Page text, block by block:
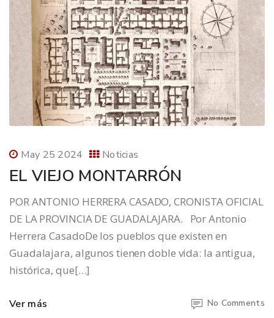
May 25 2024 Noticias
EL VIEJO MONTARRÓN
POR ANTONIO HERRERA CASADO, CRONISTA OFICIAL
DE LA PROVINCIA DE GUADALAJARA. Por Antonio
Herrera CasadoDe los pueblos que existen en
Guadalajara, algunos tienen doble vida: la antigua,
histórica, que[…]
Ver más No Comments